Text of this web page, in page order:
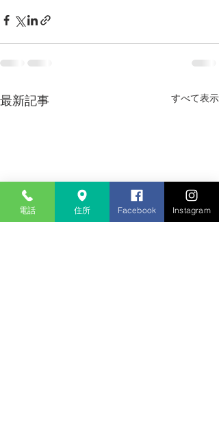
最新記事 すべて表示
電話 住所 Facebook Instagram